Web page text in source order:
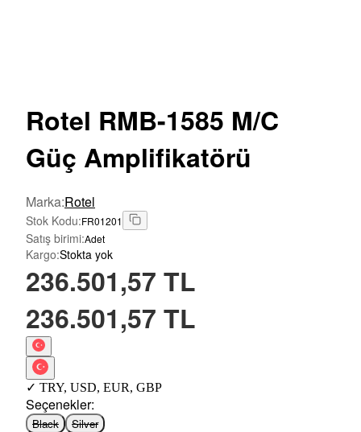
Rotel RMB-1585 M/C
Güç Amplifikatörü
Marka:Rotel
Stok Kodu:FR01201
Satış birimi:Adet
Kargo:Stokta yok
236.501,57 TL
236.501,57 TL
✓ TRY, USD, EUR, GBP
Seçenekler:
Black Silver